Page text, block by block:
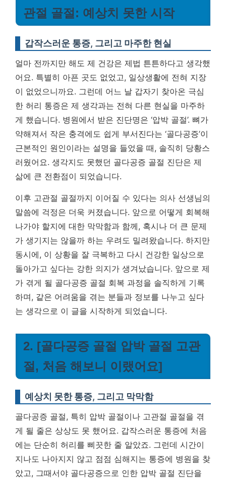
관절 골절: 예상치 못한 시작
갑작스러운 통증, 그리고 마주한 현실
얼마 전까지만 해도 제 건강은 제법 튼튼하다고 생각했
어요. 특별히 아픈 곳도 없었고, 일상생활에 전혀 지장
이 없었으니까요. 그런데 어느 날 갑자기 찾아온 극심
한 허리 통증은 제 생각과는 전혀 다른 현실을 마주하
게 했습니다. 병원에서 받은 진단명은 ‘압박 골절’. 뼈가
약해져서 작은 충격에도 쉽게 부서진다는 ‘골다공증’이
근본적인 원인이라는 설명을 들었을 때, 솔직히 당황스
러웠어요. 생각지도 못했던 골다공증 골절 진단은 제
삶에 큰 전환점이 되었습니다.
이후 고관절 골절까지 이어질 수 있다는 의사 선생님의
말씀에 걱정은 더욱 커졌습니다. 앞으로 어떻게 회복해
나가야 할지에 대한 막막함과 함께, 혹시나 더 큰 문제
가 생기지는 않을까 하는 우려도 밀려왔습니다. 하지만
동시에, 이 상황을 잘 극복하고 다시 건강한 일상으로
돌아가고 싶다는 강한 의지가 생겨났습니다. 앞으로 제
가 겪게 될 골다공증 골절 회복 과정을 솔직하게 기록
하며, 같은 어려움을 겪는 분들과 정보를 나누고 싶다
는 생각으로 이 글을 시작하게 되었습니다.
2. [골다공증 골절 압박 골절 고관
절, 처음 해보니 이랬어요]
예상치 못한 통증, 그리고 막막함
골다공증 골절, 특히 압박 골절이나 고관절 골절을 겪
게 될 줄은 상상도 못 했어요. 갑작스러운 통증에 처음
에는 단순히 허리를 삐끗한 줄 알았죠. 그런데 시간이
지나도 나아지지 않고 점점 심해지는 통증에 병원을 찾
았고, 그때서야 골다공증으로 인한 압박 골절 진단을